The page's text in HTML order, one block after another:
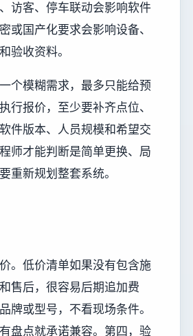
访客、停车联动会影响软件
或国产化要求会影响设备、
验收资料。
个模糊需求，最多只能给预
行报价，至少要补齐点位、
件版本、人员规模和希望交
师才能判断是简单更换、局
重新规划整套系统。
。低价清单如果没有包含施
售后，很容易后期追加费
牌或型号，不看现场条件。
盘点就承诺兼容。第四，验